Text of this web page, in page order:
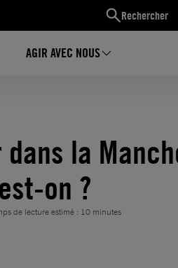
Rechercher
AGIR AVEC NOUS
la
on ?
de lecture estimé : 10 minutes